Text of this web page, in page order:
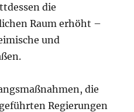
die
Raum erhöht –
und
die
Regierungen